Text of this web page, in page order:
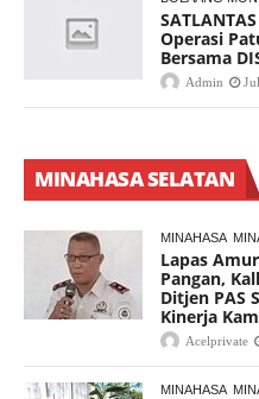
Operasi
Bersama
Admin
MINAHASA SELATAN
MINAHASA
Lapas
Pangan,
Ditjen PAS
Kinerja
Acelprivate
MINAHASA